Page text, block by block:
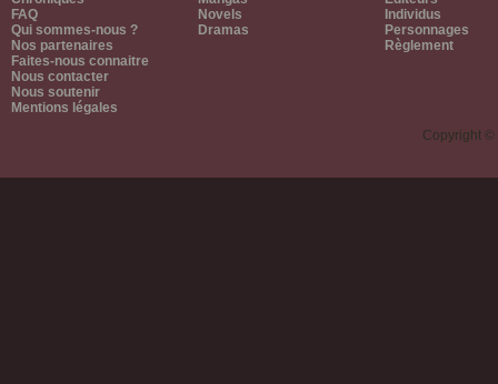
FAQ
Qui sommes-nous ?
Nos partenaires
Faites-nous connaitre
Nous contacter
Nous soutenir
Mentions légales
Novels
Dramas
Individus
Personnages
Règlement
Copyright ©